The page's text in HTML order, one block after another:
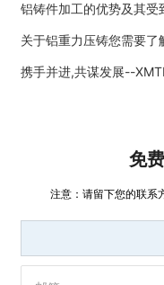
铝铸件加工的优势及其受
关于铝重力压铸您需要了
携手并进,共谋发展--
免
注意：请留下您的联系